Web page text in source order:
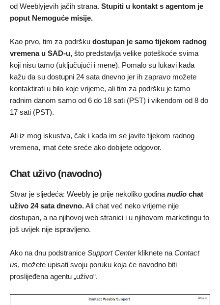
od Weeblyjevih jačih strana. Stupiti u kontakt s agentom je
poput Nemoguće misije.
Kao prvo, tim za podršku dostupan je samo tijekom radnog
vremena u SAD-u, što predstavlja velike poteškoće svima
koji nisu tamo (uključujući i mene). Pomalo su lukavi kada
kažu da su dostupni 24 sata dnevno jer ih zapravo možete
kontaktirati u bilo koje vrijeme, ali tim za podršku je tamo
radnim danom samo od 6 do 18 sati (PST) i vikendom od 8 do
17 sati (PST).
Ali iz mog iskustva, čak i kada im se javite tijekom radnog
vremena, imat ćete sreće ako dobijete odgovor.
Chat uživo (navodno)
Stvar je sljedeća: Weebly je prije nekoliko godina nudio chat
uživo 24 sata dnevno.Ali chat već neko vrijeme nije
dostupan, a na njihovoj web stranici i u njihovom marketingu to
još uvijek nije ispravljeno.
Ako na dnu podstranice Support Centerkliknete na Contact
us, možete upisati svoju poruku koja će navodno biti
proslijeđena agentu „uživo“.